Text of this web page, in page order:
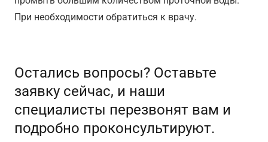
При необходимости обратиться к врачу.
Остались вопросы? Оставьте
заявку сейчас, и наши
специалисты перезвонят вам и
подробно проконсультируют.